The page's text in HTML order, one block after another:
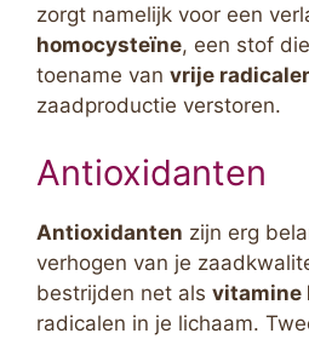
zorgt namelijk voor een
homocysteïne, een stof
toename van vrije
zaadproductie verstoren.
Antioxidanten
Antioxidanten zijn erg
verhogen van je
bestrijden net als vitamine
radicalen in je lichaam.